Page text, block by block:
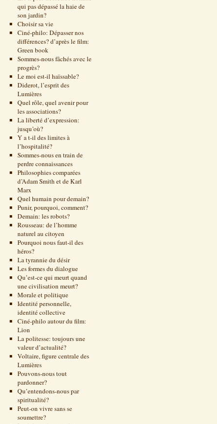
qui pas dépassé la haie de
son jardin?
Choisir sa vie
Ciné-philo: Dépasser nos
différences? d’après le film:
Green book
Sommes-nous fâchés avec le
progrès?
Le moi est-il haïssable?
Diderot, l’esprit des
Lumières
Quel rôle, quel avenir pour
les associations?
La liberté d’expression:
jusqu’où?
Y a t-il des limites à
l’hospitalité?
Sommes-nous en train de
perdre connaissances
Philosophies comparées
d’Adam Smith et de Karl
Marx
Quel humain pour demain?
Punir, pourquoi, comment?
Demain: les robots?
Rousseau: de l’homme
naturel au citoyen
Pourquoi nous faut-il des
héros?
La tyrannie du désir
Les formes du dialogue
Qu’est-ce qui meurt quand
une civilisation meurt?
Morale et politique
Identité personnelle,
identité collective
Ciné-philo autour du film:
Lion
La politesse: toujours une
valeur d’actualité?
Voltaire, figure centrale des
Lumières
Pouvons-nous tout
pardonner?
Qu’entendons-nous par
spiritualité?
Peut-on vivre sans se
soumettre?